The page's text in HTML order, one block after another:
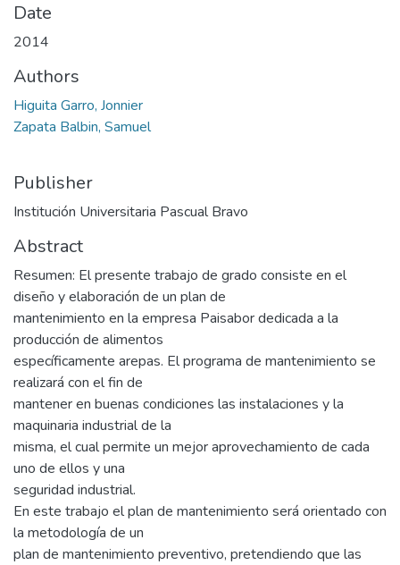
Date
2014
Authors
Higuita Garro, Jonnier
Zapata Balbin, Samuel
Publisher
Institución Universitaria Pascual Bravo
Abstract
Resumen: El presente trabajo de grado consiste en el
diseño y elaboración de un plan de
mantenimiento en la empresa Paisabor dedicada a la
producción de alimentos
específicamente arepas. El programa de mantenimiento se
realizará con el fin de
mantener en buenas condiciones las instalaciones y la
maquinaria industrial de la
misma, el cual permite un mejor aprovechamiento de cada
uno de ellos y una
seguridad industrial.
En este trabajo el plan de mantenimiento será orientado con
la metodología de un
plan de mantenimiento preventivo, pretendiendo que las